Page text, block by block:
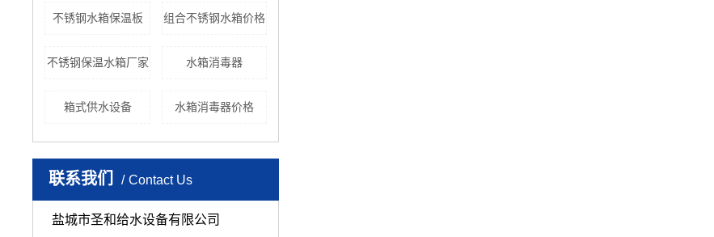
不锈钢水箱保温板 组合不锈钢水箱价格
不锈钢保温水箱厂家 水箱消毒器
箱式供水设备 水箱消毒器价格
联系我们 Contact Us
盐城市圣和给水设备有限公司